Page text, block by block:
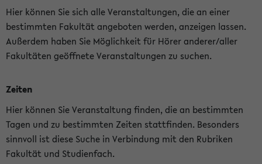
Hier können Sie sich alle Veranstaltungen, die an einer
bestimmten Fakultät angeboten werden, anzeigen lassen.
Außerdem haben Sie Möglichkeit für Hörer anderer/aller
Fakultäten geöffnete Veranstaltungen zu suchen.
Zeiten
Hier können Sie Veranstaltung finden, die an bestimmten
Tagen und zu bestimmten Zeiten stattfinden. Besonders
sinnvoll ist diese Suche in Verbindung mit den Rubriken
Fakultät und Studienfach.